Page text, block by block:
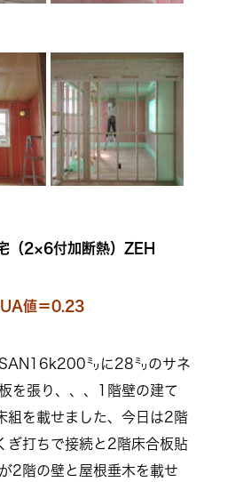
（2×6付加断熱）ZEH
値＝0.23
㍉に28㍉のサネ
を張り、、、1階壁の建て
組を載せました、今日は2階
ぎ打ちで接続と2階床合板貼
2階の壁と屋根垂木を載せ